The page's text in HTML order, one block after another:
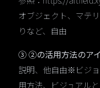
オブジェクト、マテ
りなど、自由
③ ②の活用方法のア
説明、他自由※ビジ
用方法、ビジュアル